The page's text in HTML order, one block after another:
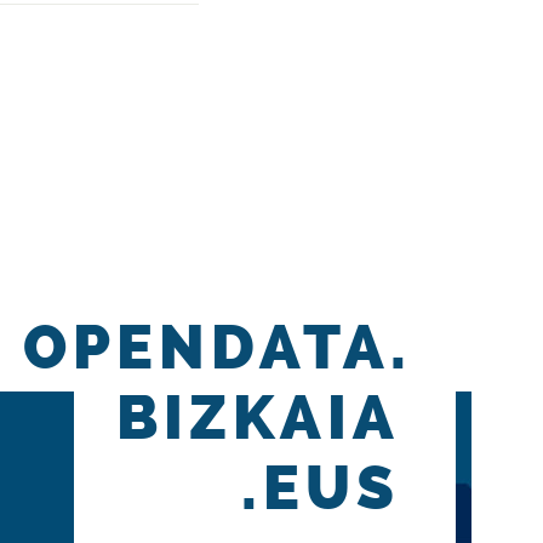
OPENDATA.
BIZKAIA
.EUS